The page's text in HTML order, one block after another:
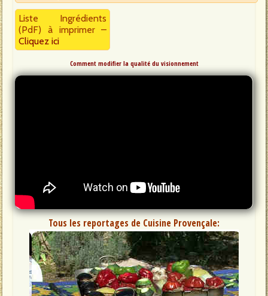
Liste Ingrédients
(PdF) à imprimer –
Cliquez ici
Comment modifier la qualité du visionnement
Tous les reportages de Cuisine Provençale: